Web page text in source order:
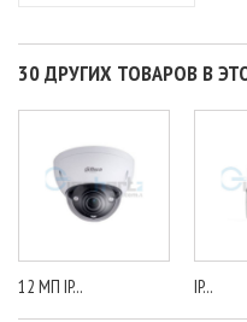
30 ДРУГИХ ТОВАРОВ В
12 МП IP... IP...